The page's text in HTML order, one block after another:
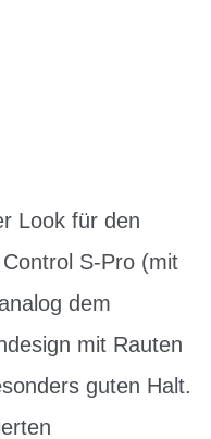
Look für den
S-Pro (mit
dem
mit Rauten
guten Halt.